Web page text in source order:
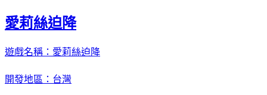
愛莉絲迫降
遊戲名稱：愛莉絲迫降
開發地區：台灣